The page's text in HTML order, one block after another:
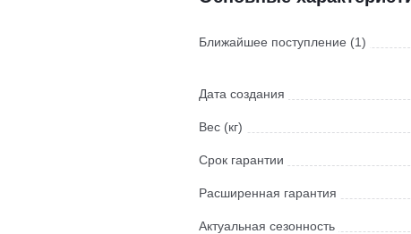
Ближайшее поступление (1)
Дата создания
Вес (кг)
Срок гарантии
Расширенная гарантия
Актуальная сезонность